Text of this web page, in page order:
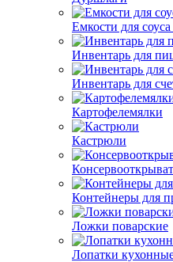
Емкости для
Инвентарь для
Инвентарь для
Картофелемялки
Кастрюли
Контейнеры для
Ложки поварские
Лопатки